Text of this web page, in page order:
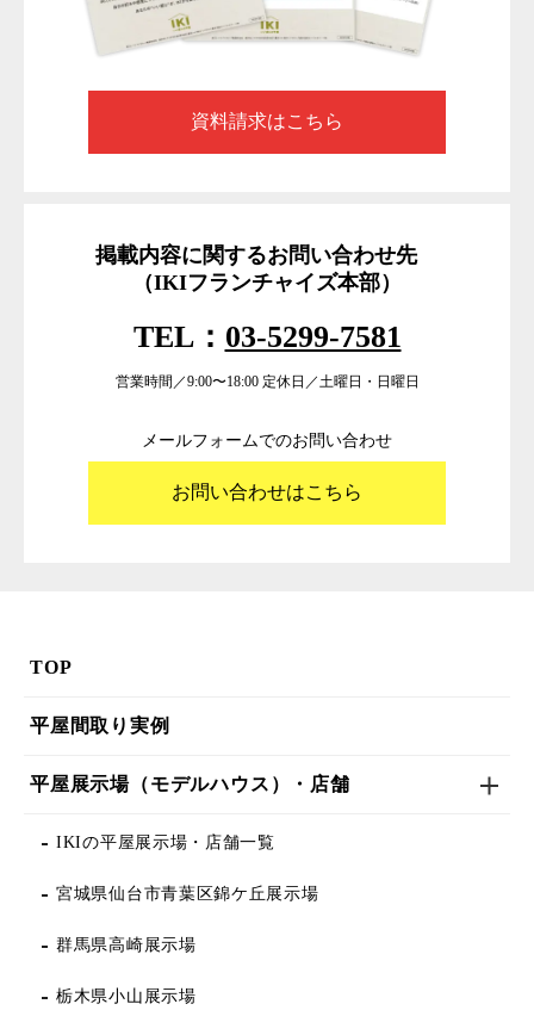
資料請求はこちら
掲載内容に関するお問い合わせ先
（IKIフランチャイズ本部）
TEL： 03-5299-7581
営業時間／9:00〜18:00 定休日／土曜日・日曜日
メールフォームでのお問い合わせ
お問い合わせはこちら
TOP
平屋間取り実例
平屋展示場（モデルハウス）・店舗
IKIの平屋展示場・店舗一覧
宮城県仙台市青葉区錦ケ丘展示場
群馬県高崎展示場
栃木県小山展示場